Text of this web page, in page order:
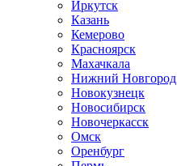
Иркутск
Казань
Кемерово
Красноярск
Махачкала
Нижний Новгород
Новокузнецк
Новосибирск
Новочеркаcск
Омск
Оренбург